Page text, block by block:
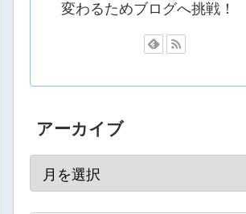
変わるためブログへ挑戦！
アーカイブ